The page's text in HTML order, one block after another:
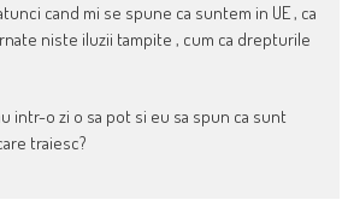
cand mi se spune ca suntem in UE , ca
niste iluzii tampite , cum ca drepturile
intr-o zi o sa pot si eu sa spun ca sunt
traiesc?